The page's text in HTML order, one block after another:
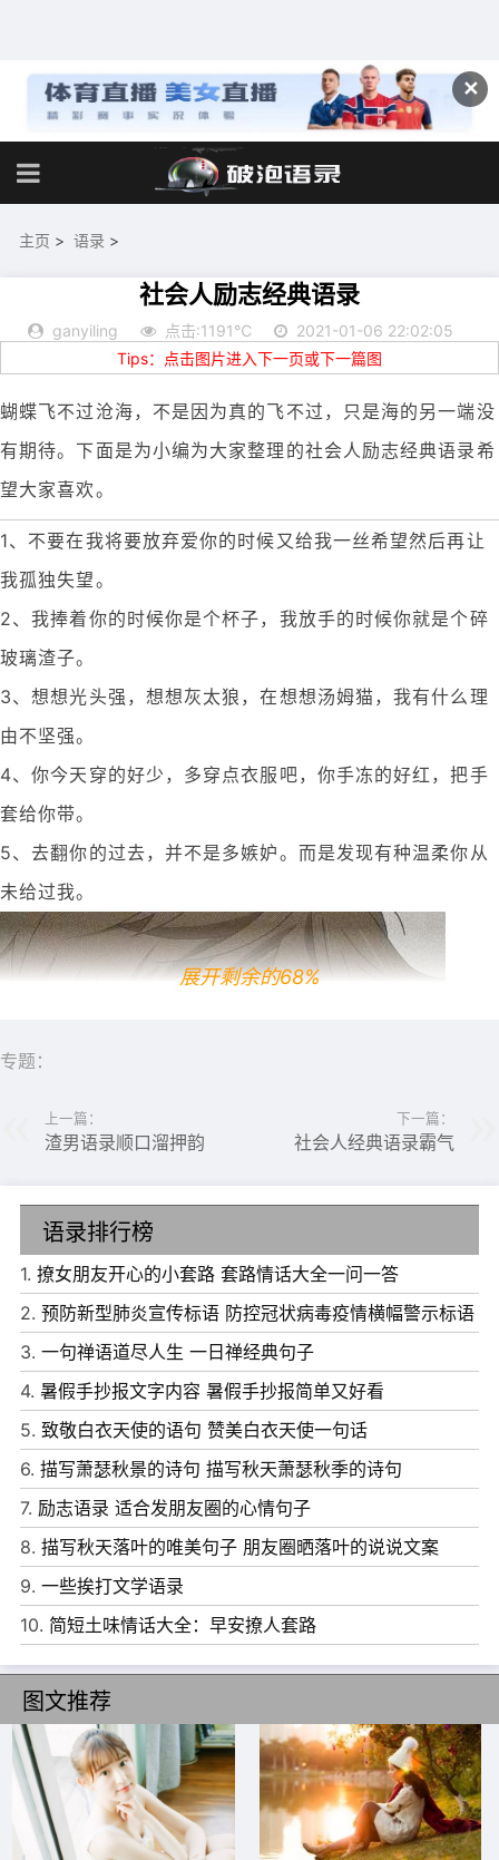
✕
主页 > 语录 >
社会人励志经典语录
ganyiling 点击:1191℃
2021-01-06 22:02:05
Tips：点击图片进入下一页或下一篇图
蝴蝶飞不过沧海，不是因为真的飞不过，只是海的另一端没
有期待。下面是为小编为大家整理的社会人励志经典语录希
望大家喜欢。
1、不要在我将要放弃爱你的时候又给我一丝希望然后再让
我孤独失望。
2、我捧着你的时候你是个杯子，我放手的时候你就是个碎
玻璃渣子。
3、想想光头强，想想灰太狼，在想想汤姆猫，我有什么理
由不坚强。
4、你今天穿的好少，多穿点衣服吧，你手冻的好红，把手
套给你带。
5、去翻你的过去，并不是多嫉妒。而是发现有种温柔你从
未给过我。
6、听着你空间的音乐。眼泪瞬间滑落。以后的人生路。我
可以静静的。
7、 妞儿，咱们起草一个家务分工表吧。好吧，你又赢了，
你念我写吧。
8、 未来和我结婚的那位，虽然不知道你在哪儿，可是我还
是挺想你的。
9、 如果我现在的存在，阻碍了你的生活，那么我消失在这
灯光之下。
10、 再坚强的人，心里都一定有那么一些弱点，一触就
碎，一碰就痛。
展开剩余的68%
专题：
上一篇：
渣男语录顺口溜押韵
下一篇：
社会人经典语录霸气
语录排行榜
1. 撩女朋友开心的小套路 套路情话大全一问一答
2. 预防新型肺炎宣传标语 防控冠状病毒疫情横幅警示标语
3. 一句禅语道尽人生 一日禅经典句子
4. 暑假手抄报文字内容 暑假手抄报简单又好看
5. 致敬白衣天使的语句 赞美白衣天使一句话
6. 描写萧瑟秋景的诗句 描写秋天萧瑟秋季的诗句
7. 励志语录 适合发朋友圈的心情句子
8. 描写秋天落叶的唯美句子 朋友圈晒落叶的说说文案
9. 一些挨打文学语录
10. 简短土味情话大全：早安撩人套路
图文推荐